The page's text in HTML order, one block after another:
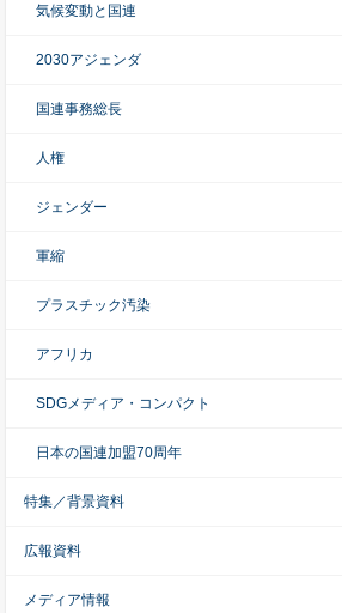
気候変動と国連
2030アジェンダ
国連事務総長
人権
ジェンダー
軍縮
プラスチック汚染
アフリカ
SDGメディア・コンパクト
日本の国連加盟70周年
特集／背景資料
広報資料
メディア情報